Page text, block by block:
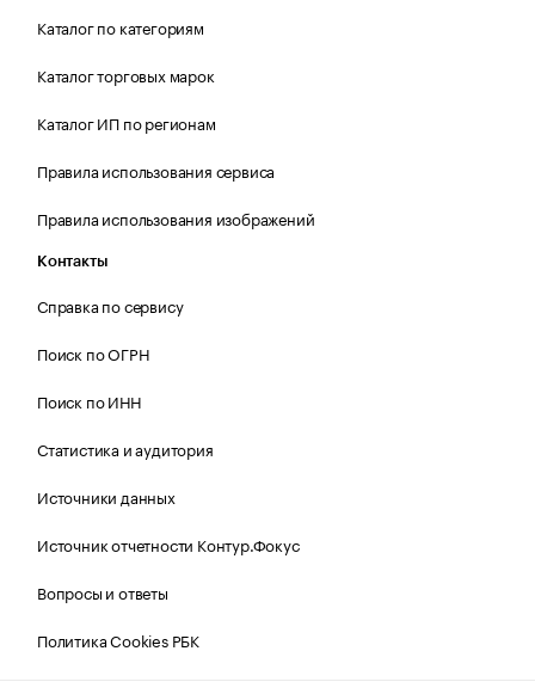
Каталог по категориям
Каталог торговых марок
Каталог ИП по регионам
Правила использования сервиса
Правила использования изображений
Контакты
Справка по сервису
Поиск по ОГРН
Поиск по ИНН
Статистика и аудитория
Источники данных
Источник отчетности Контур.Фокус
Вопросы и ответы
Политика Cookies РБК